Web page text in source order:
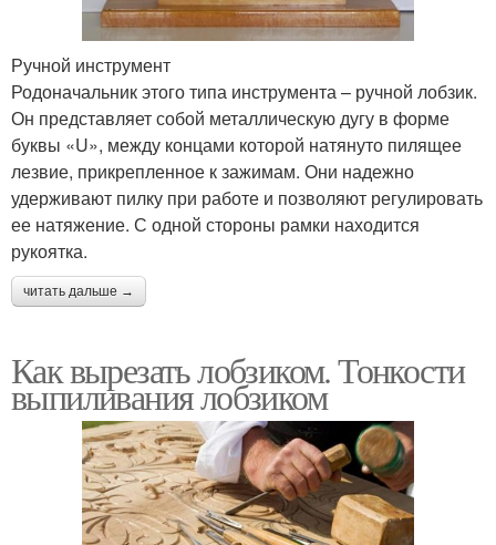
Ручной инструмент
Родоначальник этого типа инструмента – ручной лобзик.
Он представляет собой металлическую дугу в форме
буквы «U», между концами которой натянуто пилящее
лезвие, прикрепленное к зажимам. Они надежно
удерживают пилку при работе и позволяют регулировать
ее натяжение. С одной стороны рамки находится
рукоятка.
читать дальше →
Как вырезать лобзиком. Тонкости
выпиливания лобзиком